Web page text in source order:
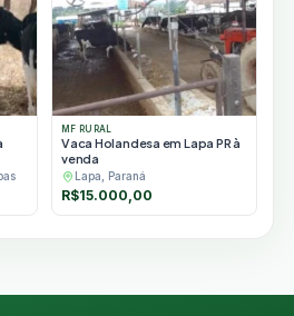
MF RURAL
Vaca Holandesa em Lapa PR à
venda
Lapa, Paraná
R$15.000,00